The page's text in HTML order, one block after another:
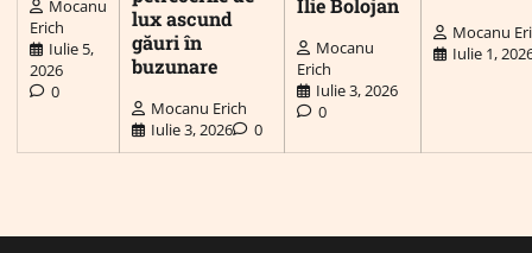
Mocanu
Erich
Iulie 5,
2026
0
lux ascund
găuri în
buzunare
Mocanu Erich
Iulie 3, 2026
0
Mocanu
Erich
Iulie 3, 2026
0
Mocanu
Iulie 1,